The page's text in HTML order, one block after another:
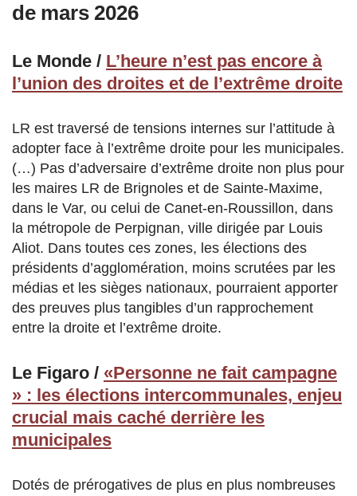
de mars 2026
Le Monde / L’heure n’est pas encore à
l’union des droites et de l’extrême droite
LR est traversé de tensions internes sur l’attitude à
adopter face à l’extrême droite pour les municipales.
(…) Pas d’adversaire d’extrême droite non plus pour
les maires LR de Brignoles et de Sainte-Maxime,
dans le Var, ou celui de Canet-en-Roussillon, dans
la métropole de Perpignan, ville dirigée par Louis
Aliot. Dans toutes ces zones, les élections des
présidents d’agglomération, moins scrutées par les
médias et les sièges nationaux, pourraient apporter
des preuves plus tangibles d’un rapprochement
entre la droite et l’extrême droite.
Le Figaro / «Personne ne fait campagne
» : les élections intercommunales, enjeu
crucial mais caché derrière les
municipales
Dotés de prérogatives de plus en plus nombreuses